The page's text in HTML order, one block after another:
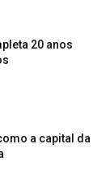
20 anos
a capital da